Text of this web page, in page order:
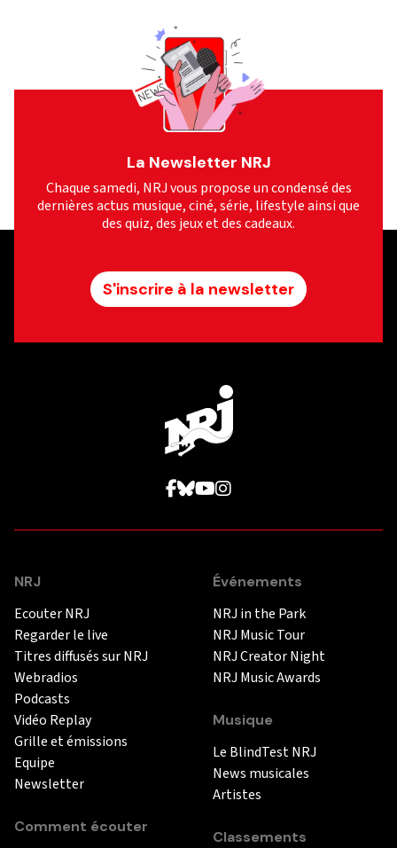
La Newsletter NRJ
Chaque samedi, NRJ vous propose un condensé des
dernières actus musique, ciné, série, lifestyle ainsi que
des quiz, des jeux et des cadeaux.
S'inscrire à la newsletter
NRJ
Ecouter NRJ
Regarder le live
Titres diffusés sur NRJ
Webradios
Podcasts
Vidéo Replay
Grille et émissions
Equipe
Newsletter
Comment écouter
Événements
NRJ in the Park
NRJ Music Tour
NRJ Creator Night
NRJ Music Awards
Musique
Le BlindTest NRJ
News musicales
Artistes
Classements